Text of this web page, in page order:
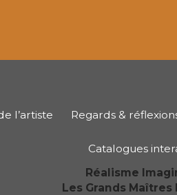
l’artiste Regards &
Catalogues
Réalisme
Les Grands Maîtres